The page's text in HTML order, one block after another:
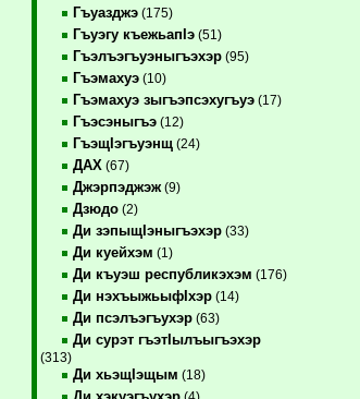
Гъуазджэ(175)
Гъуэгу къежьапIэ(51)
Гъэлъэгъуэныгъэхэр(95)
Гъэмахуэ(10)
Гъэмахуэ зыгъэпсэхугъуэ(17)
Гъэсэныгъэ(12)
ГъэщIэгъуэнщ(24)
ДАХ (67)
Джэрпэджэж(9)
Дзюдо(2)
Ди зэпыщIэныгъэхэр(33)
Ди куейхэм (1)
Ди къуэш республикэхэм (176)
Ди нэхъыжьыфIхэр(14)
Ди псэлъэгъухэр(63)
Ди сурэт гъэтIылъыгъэхэр
(313)
Ди хьэщIэщым (18)
(4)